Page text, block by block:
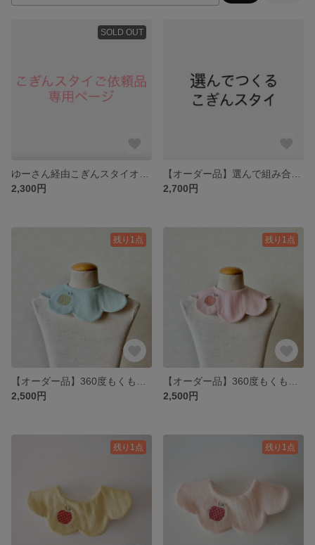
SOLD OUT
2,300円
2,700円
残り1点
2,500円
残り1点
2,500円
残り1点 残り1点